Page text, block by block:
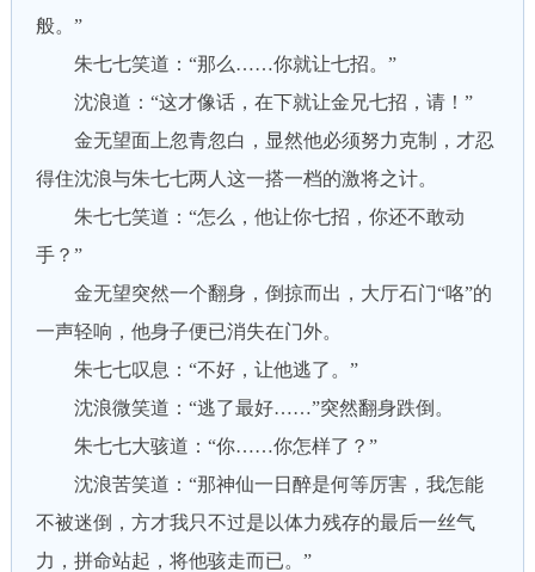
般。”
朱七七笑道：“那么……你就让七招。”
沈浪道：“这才像话，在下就让金兄七招，请！”
金无望面上忽青忽白，显然他必须努力克制，才忍
得住沈浪与朱七七两人这一搭一档的激将之计。
朱七七笑道：“怎么，他让你七招，你还不敢动
手？”
金无望突然一个翻身，倒掠而出，大厅石门“咯”的
一声轻响，他身子便已消失在门外。
朱七七叹息：“不好，让他逃了。”
沈浪微笑道：“逃了最好……”突然翻身跌倒。
朱七七大骇道：“你……你怎样了？”
沈浪苦笑道：“那神仙一日醉是何等厉害，我怎能
不被迷倒，方才我只不过是以体力残存的最后一丝气
力，拼命站起，将他骇走而已。”